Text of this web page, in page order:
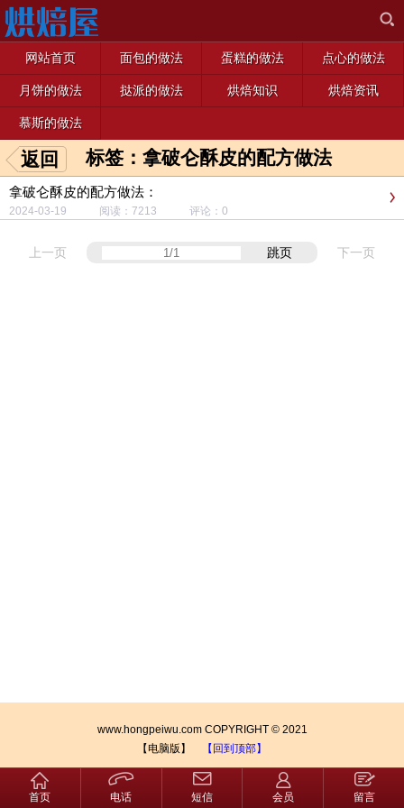
网站首页 面包的做法 蛋糕的做法 点心的做法
月饼的做法 挞派的做法 烘焙知识 烘焙资讯
慕斯的做法
返回 标签：拿破仑酥皮的配方做法
拿破仑酥皮的配方做法：
2024-03-19 阅读：7213 评论：0
上一页 跳页 下一页
www.hongpeiwu.com COPYRIGHT © 2021
【电脑版】
【回到顶部】
首页 电话 短信 会员 留言